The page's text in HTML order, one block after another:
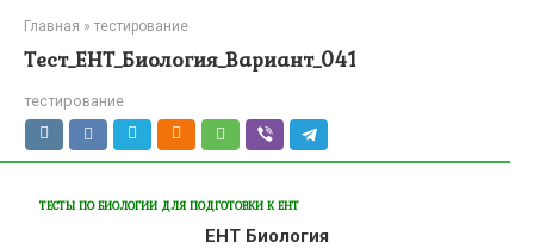
Главная » тестирование
Тест_ЕНТ_Биология_Вариант_041
тестирование
ТЕСТЫ ПО БИОЛОГИИ ДЛЯ ПОДГОТОВКИ К ЕНТ
ЕНТ Биология